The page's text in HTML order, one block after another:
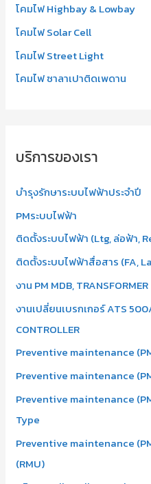
โคมไฟ Highbay & Lowbay
โคมไฟ Solar Cell
โคมไฟ Street Light
โคมไฟ ซาลาเปาติดเพดาน
บริการของเรา
บำรุงรักษาระบบไฟฟ้าประจำปี
PMระบบไฟฟ้า
ติดตั้งระบบไฟฟ้า (Ltg, ล่อฟ้า,
ติดตั้งระบบไฟฟ้าสื่อสาร (FA,
งาน PM MDB, TRANSFORMER
งานเปลี่ยนเบรกเกอร์ ATS
CONTROLLER
Preventive maintenance
Preventive maintenance
Preventive maintenance
Type
Preventive maintenance
(RMU)